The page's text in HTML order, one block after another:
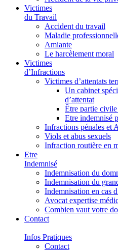
Victimes
du Travail
Accident du travail
Maladie
Amiante
Le harcèlement moral
Victimes
d’Infractions
Victimes d’attentats
Un cabinet
d’attentat
Être partie
Etre indemnisé
Infractions pénales et
Viols et abus sexuels
Infraction routière en
Etre
Indemnisé
Indemnisation du
Indemnisation du
Indemnisation en cas
Avocat expertise
Combien vaut votre
Contact
Infos Pratiques
Contact